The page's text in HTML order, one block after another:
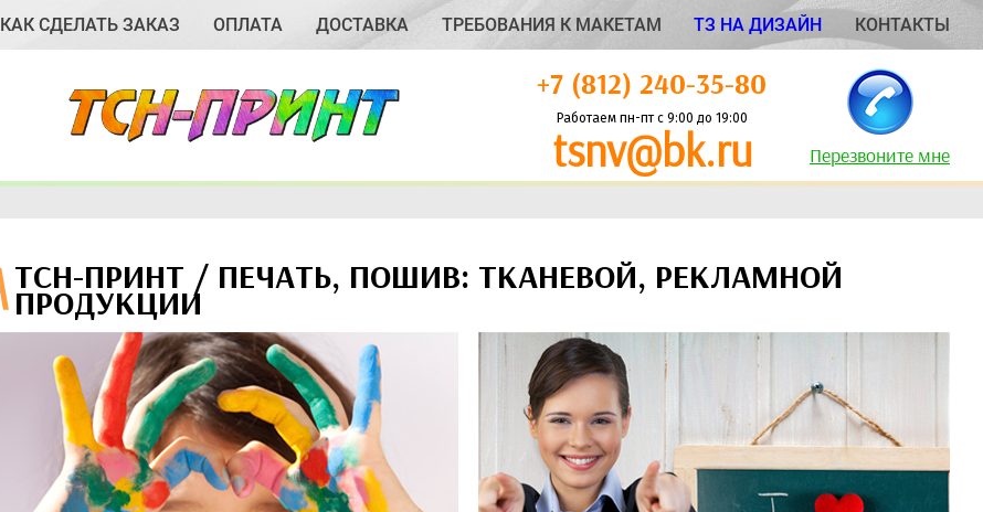
КАК СДЕЛАТЬ ЗАКАЗ ОПЛАТА ДОСТАВКА ТРЕБОВАНИЯ К МАКЕТАМ ТЗ НА ДИЗАЙН КОНТАКТЫ
+7 (812) 240-35-80
Работаем пн-пт с 9:00 до 19:00
tsnv@bk.ru Перезвоните мне
ТСН-ПРИНТ / ПЕЧАТЬ, ПОШИВ: ТКАНЕВОЙ, РЕКЛАМНОЙ
ПРОДУКЦИИ